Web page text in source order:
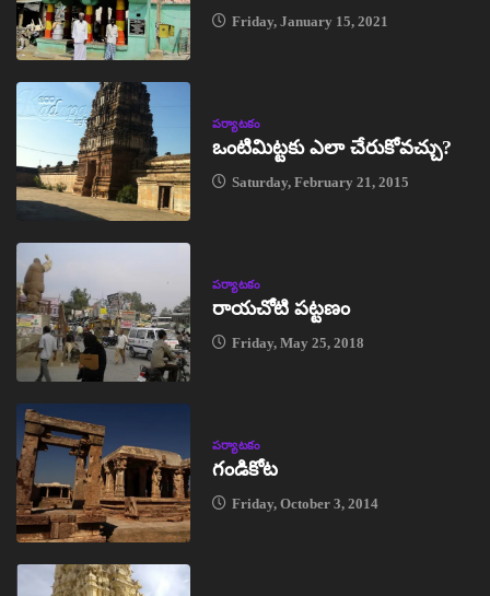
Friday, January 15, 2021
పర్యాటకం
ఒంటిమిట్టకు ఎలా చేరుకోవచ్చు?
Saturday, February 21, 2015
పర్యాటకం
రాయచోటి పట్టణం
Friday, May 25, 2018
పర్యాటకం
గండికోట
Friday, October 3, 2014